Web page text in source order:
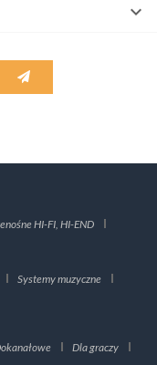

HI-FI, HI-END
Systemy muzyczne
Dla graczy